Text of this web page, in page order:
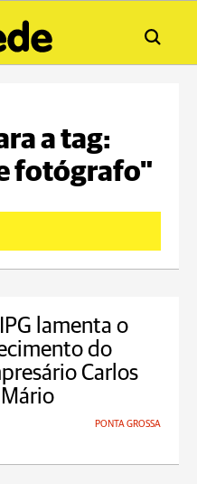
a tag:
fotógrafo"
lamenta o
do
Carlos
PONTA GROSSA